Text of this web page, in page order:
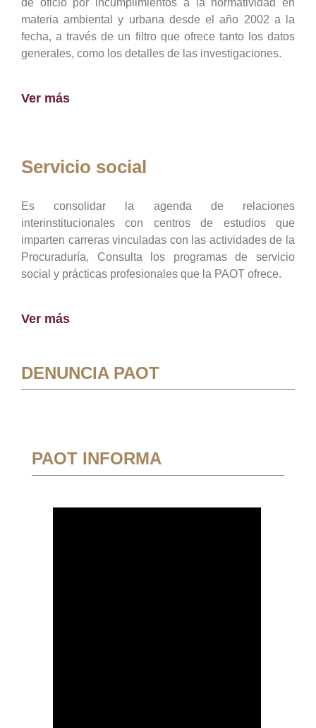
de oficio por incumplimientos a la normatividad en
materia ambiental y urbana desde el año 2002 a la
fecha, a través de un filtro que ofrece tanto los datos
generales, como los detalles de las investigaciones.
Ver más
Servicio social
Es consolidar la agenda de relaciones
interinstitucionales con centros de estudios que
imparten carreras vinculadas con las actividades de la
Procuraduría, Consulta los programas de servicio
social y prácticas profesionales que la PAOT ofrece.
Ver más
DENUNCIA PAOT
PAOT INFORMA